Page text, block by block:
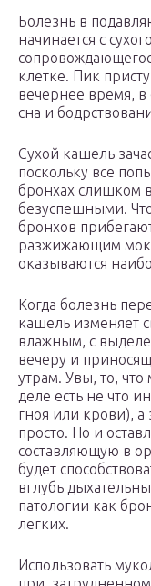
Болезнь в
начинается с
клетке. Пик
вечернее время,
сна и
Сухой кашель
поскольку все
бронхах слишком
безуспешными.
бронхов
разжижающим
оказываются
Когда болезнь
кашель изменяет
влажным, с
вечеру и
утрам. Увы, то,
деле есть не что
гноя или крови), а
просто. Но и
составляющую в
будет
вглубь
патологии как
легких.
Использовать